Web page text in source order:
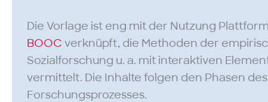
Die Vorlage ist eng mit der Nutzung Plattform
BOOC verknüpft, die Methoden der
Sozialforschung u. a. mit interaktiven
vermittelt. Die Inhalte folgen den Phasen des
Forschungsprozesses.